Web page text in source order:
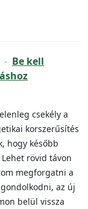
- Be kell
csekély a
korszerűsítés
hogy később
rövid távon
megforgatni a
az új
belül vissza